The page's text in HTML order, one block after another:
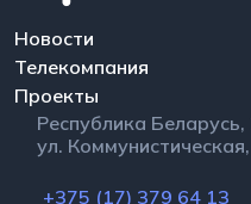
Новости
Телекомпания
Проекты
Республика
ул.
+375 (17) 379 64 13